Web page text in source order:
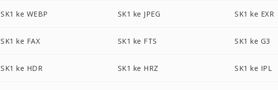
SK1 ke WEBP SK1 ke JPEG SK1 ke EXR
SK1 ke FAX SK1 ke FTS SK1 ke G3
SK1 ke HDR SK1 ke HRZ SK1 ke IPL